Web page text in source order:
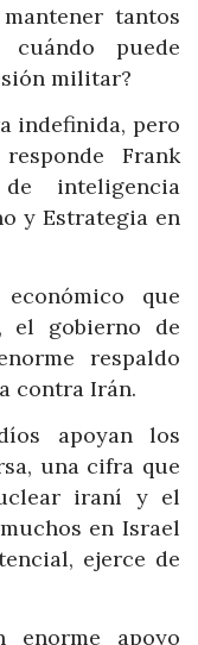
tantos
puede
militar?
indefinida, pero
Frank
inteligencia
y Estrategia en
que
el gobierno de
respaldo
contra Irán.
apoyan los
una cifra que
iraní y el
en Israel
ejerce de
enorme apoyo